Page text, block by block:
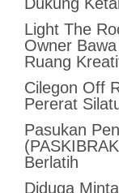
Dukung
Light The
Owner
Ruang
Cilegon Off
Pererat
Pasukan
Berlatih
Diduga